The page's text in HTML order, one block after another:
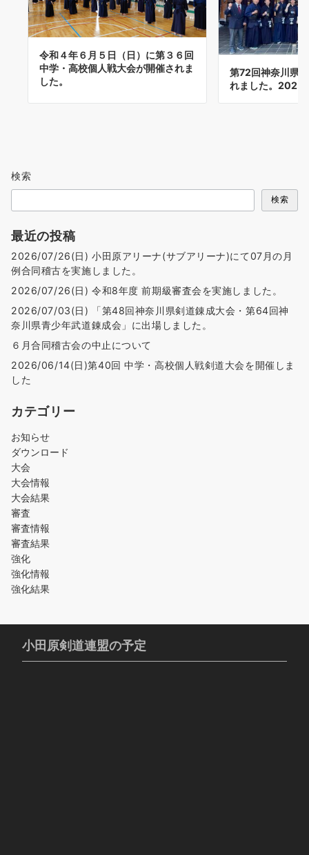
令和４年６月５日（日）に第３６回
中学・高校個人戦大会が開催されま
した。
第72回神奈川県
れました。
検索
検索
最近の投稿
2026/07/26(日) 小田原アリーナ(サブアリーナ)にて07月の月
例合同稽古を実施しました。
2026/07/26(日) 令和8年度 前期級審査会を実施しました。
2026/07/03(日) 「第48回神奈川県剣道錬成大会・第64回神
奈川県青少年武道錬成会」に出場しました。
６月合同稽古会の中止について
2026/06/14(日)第40回 中学・高校個人戦剣道大会を開催しま
した
カテゴリー
お知らせ
ダウンロード
大会
大会情報
大会結果
審査
審査情報
審査結果
強化
強化情報
強化結果
小田原剣道連盟の予定